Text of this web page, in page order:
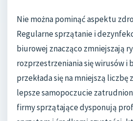
Nie można pominąć aspektu
Regularne sprzątanie i
biurowej znacząco zmniejszają
rozprzestrzeniania się wirusów i
przekłada się na mniejszą
lepsze samopoczucie
firmy sprzątające dysponują